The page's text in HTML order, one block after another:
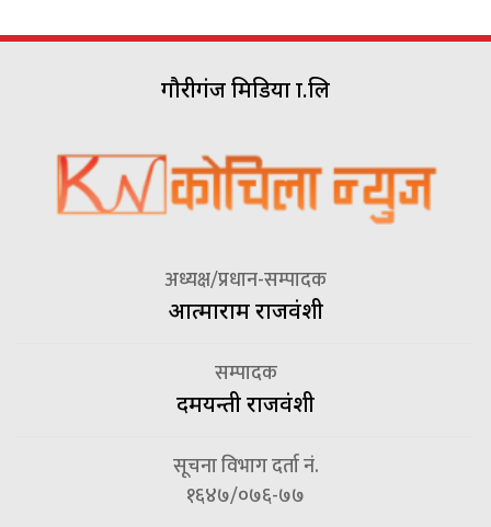
गौरीगंज मिडिया प्रा.लि
अध्यक्ष/प्रधान-सम्पादक
आत्माराम राजवंशी
सम्पादक
दमयन्ती राजवंशी
सूचना विभाग दर्ता नं.
१६४७/०७६-७७